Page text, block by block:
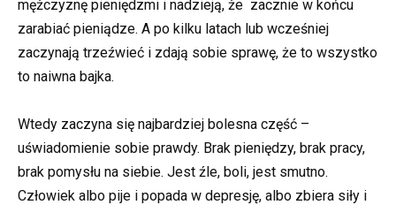
mężczyznę pieniędzmi i nadzieją, że zacznie w końcu
zarabiać pieniądze. A po kilku latach lub wcześniej
zaczynają trzeźwieć i zdają sobie sprawę, że to wszystko
to naiwna bajka.
Wtedy zaczyna się najbardziej bolesna część –
uświadomienie sobie prawdy. Brak pieniędzy, brak pracy,
brak pomysłu na siebie. Jest źle, boli, jest smutno.
Człowiek albo pije i popada w depresję, albo zbiera siły i